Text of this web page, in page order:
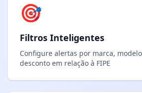
🎯
Filtros Inteligentes
Configure alertas por marca,
desconto em relação à FIPE